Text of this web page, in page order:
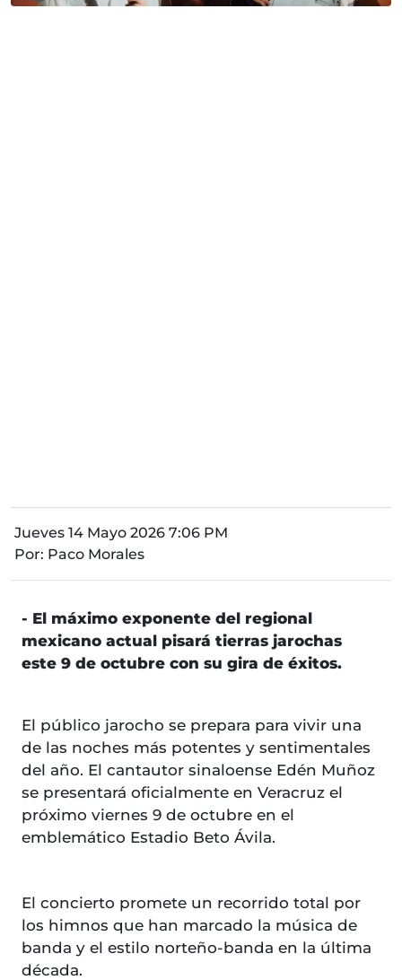
Jueves 14 Mayo 2026 7:06 PM
Por: Paco Morales
- El máximo exponente del regional
mexicano actual pisará tierras jarochas
este 9 de octubre con su gira de éxitos.
El público jarocho se prepara para vivir una
de las noches más potentes y sentimentales
del año. El cantautor sinaloense Edén Muñoz
se presentará oficialmente en Veracruz el
próximo viernes 9 de octubre en el
emblemático Estadio Beto Ávila.
El concierto promete un recorrido total por
los himnos que han marcado la música de
banda y el estilo norteño-banda en la última
década.